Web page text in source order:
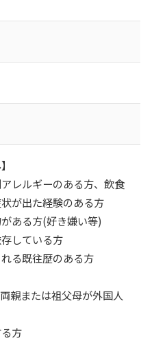
レルギーのある方、飲食
が出た経験のある方
ある方(好き嫌い等)
している方
る既往歴のある方
親または祖父母が外国人
方